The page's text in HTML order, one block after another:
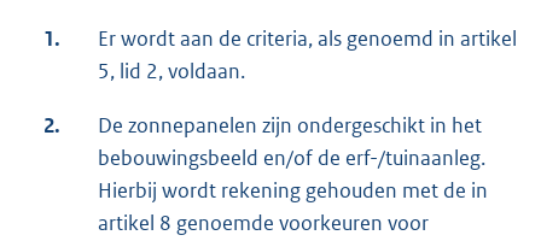
1.
Er wordt aan de criteria, als genoemd in artikel
5, lid 2, voldaan.
2.
De zonnepanelen zijn ondergeschikt in het
bebouwingsbeeld en/of de erf-/tuinaanleg.
Hierbij wordt rekening gehouden met de in
artikel 8 genoemde voorkeuren voor